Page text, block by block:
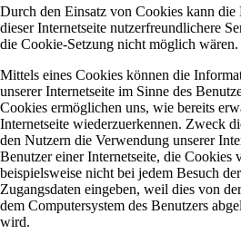
Durch den Einsatz von Cookies kann
dieser Internetseite nutzerfreundlichere
die Cookie-Setzung nicht möglich wären.
Mittels eines Cookies können die
unserer Internetseite im Sinne des
Cookies ermöglichen uns, wie bereits
Internetseite wiederzuerkennen. Zweck
den Nutzern die Verwendung unserer
Benutzer einer Internetseite, die Cookies
beispielsweise nicht bei jedem Besuch
Zugangsdaten eingeben, weil dies von
dem Computersystem des Benutzers
wird.